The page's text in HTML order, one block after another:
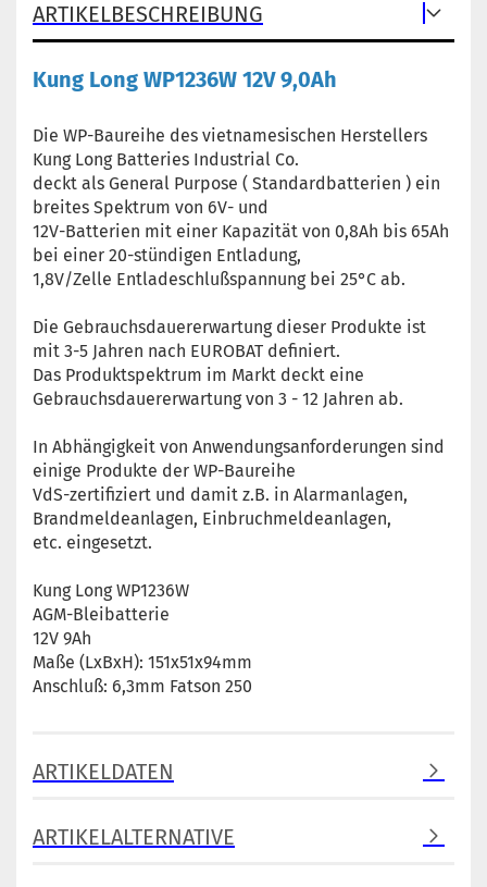
ARTIKELBESCHREIBUNG
Kung Long WP1236W 12V 9,0Ah
Die WP-Baureihe des vietnamesischen Herstellers
Kung Long Batteries Industrial Co.
deckt als General Purpose ( Standardbatterien ) ein
breites Spektrum von 6V- und
12V-Batterien mit einer Kapazität von 0,8Ah bis 65Ah
bei einer 20-stündigen Entladung,
1,8V/Zelle Entladeschlußspannung bei 25°C ab.
Die Gebrauchsdauererwartung dieser Produkte ist
mit 3-5 Jahren nach EUROBAT definiert.
Das Produktspektrum im Markt deckt eine
Gebrauchsdauererwartung von 3 - 12 Jahren ab.
In Abhängigkeit von Anwendungsanforderungen sind
einige Produkte der WP-Baureihe
VdS-zertifiziert und damit z.B. in Alarmanlagen,
Brandmeldeanlagen, Einbruchmeldeanlagen,
etc. eingesetzt.
Kung Long WP1236W
AGM-Bleibatterie
12V 9Ah
Maße (LxBxH): 151x51x94mm
Anschluß: 6,3mm Fatson 250
ARTIKELDATEN
ARTIKELALTERNATIVE